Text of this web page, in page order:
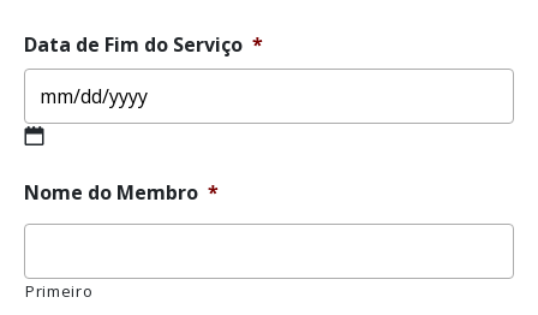
slash
DD
slash
YYYY
Data de Fim do Serviço *
slash
DD
YYYY
Nome do Membro *
Primeiro